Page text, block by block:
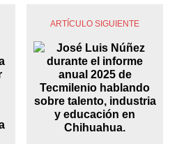
ARTÍCULO SIGUIENTE